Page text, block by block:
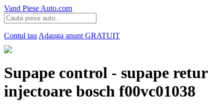
Vand Piese Auto.com
Contul tau Adauga anunt GRATUIT
Supape control - supape retur
injectoare bosch f00vc01038